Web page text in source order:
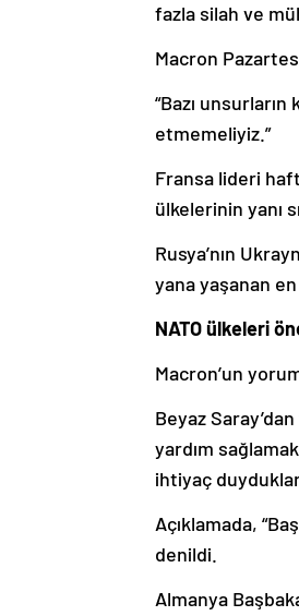
fazla silah ve
Macron
“Bazı
etmemeliyiz.”
Fransa lideri
ülkelerinin yanı
Rusya’nın
yana yaşanan
NATO ülkeleri
Macron’un
Beyaz
yardım
ihtiyaç
Açıklamada,
denildi.
Almanya